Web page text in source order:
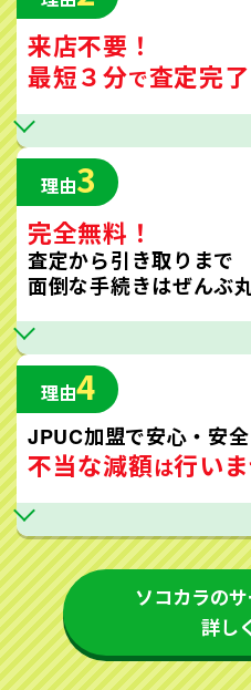
来店不要！
最短３分で査定完了
理由3
完全無料！
査定から引き取りまで
面倒な手続きはぜんぶ
理由4
JPUC加盟で安心・安全
不当な減額は行い
ソコカラの
詳し